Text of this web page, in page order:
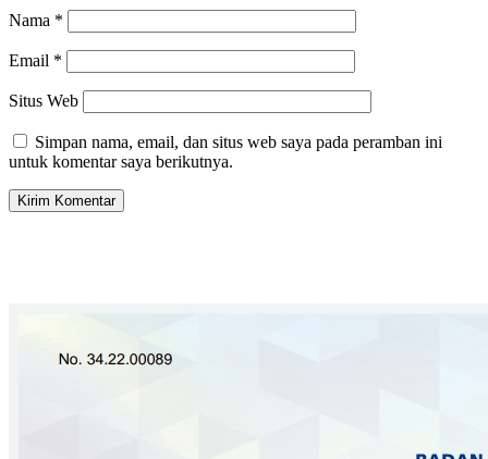
Nama *
Email *
Situs Web
Simpan nama, email, dan situs web saya pada peramban ini
untuk komentar saya berikutnya.